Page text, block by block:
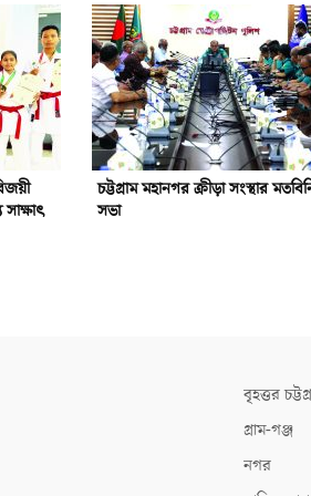
চট্টগ্রাম মহানগর ক্রীড়া সংস্থার
সভা
বৃহত্তর
গ্রাম-গঞ্জ
নগর